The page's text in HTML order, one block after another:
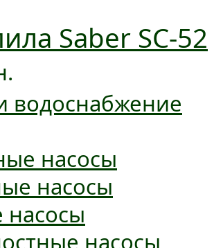
Saber SC-52
водоснабжение
насосы
насосы
насосы
насосы